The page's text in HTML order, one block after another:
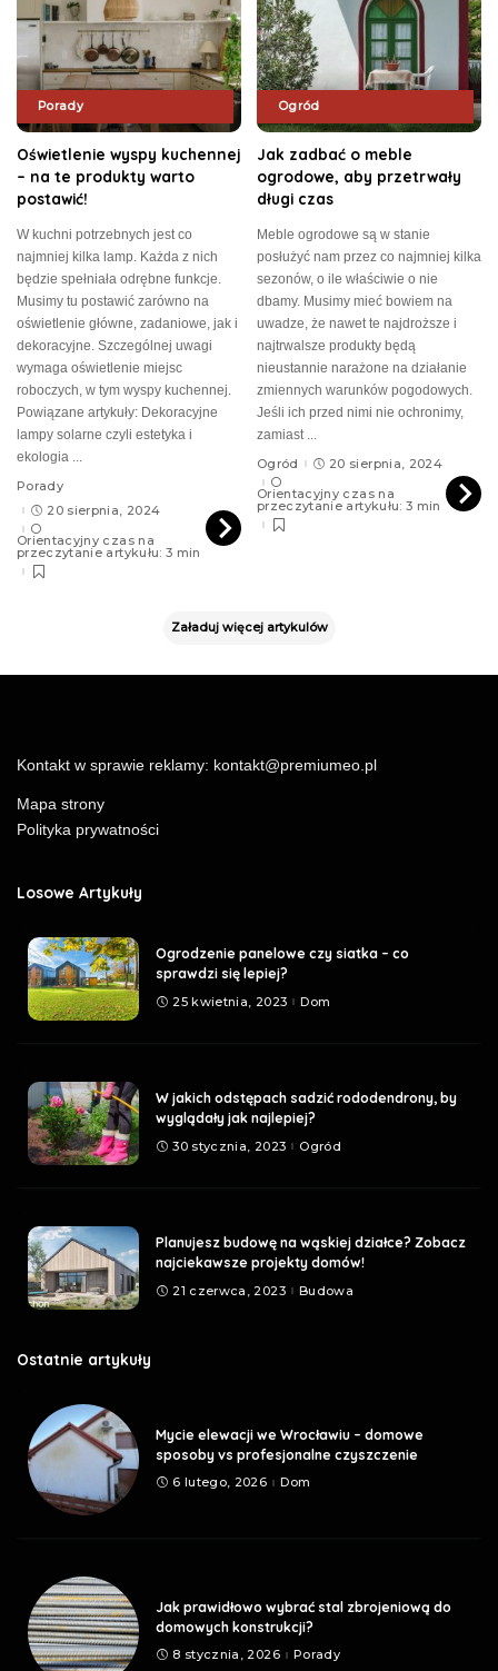
Porady
Oświetlenie wyspy kuchennej
– na te produkty warto
postawić!
W kuchni potrzebnych jest co
najmniej kilka lamp. Każda z nich
będzie spełniała odrębne funkcje.
Musimy tu postawić zarówno na
oświetlenie główne, zadaniowe, jak i
dekoracyjne. Szczególnej uwagi
wymaga oświetlenie miejsc
roboczych, w tym wyspy kuchennej.
Powiązane artykuły: Dekoracyjne
lampy solarne czyli estetyka i
ekologia ...
Porady
20 sierpnia, 2024
Orientacyjny czas na
przeczytanie artykułu: 3 min
Ogród
Jak zadbać o meble
ogrodowe, aby przetrwały
długi czas
Meble ogrodowe są w stanie
posłużyć nam przez co najmniej kilka
sezonów, o ile właściwie o nie
dbamy. Musimy mieć bowiem na
uwadze, że nawet te najdroższe i
najtrwalsze produkty będą
nieustannie narażone na działanie
zmiennych warunków pogodowych.
Jeśli ich przed nimi nie ochronimy,
zamiast ...
Ogród
20 sierpnia, 2024
Orientacyjny czas na
przeczytanie artykułu: 3 min
Załaduj więcej artykulów
Kontakt w sprawie reklamy: kontakt@premiumeo.pl
Mapa strony
Polityka prywatności
Losowe Artykuły
Ogrodzenie panelowe czy siatka – co
sprawdzi się lepiej?
25 kwietnia, 2023 Dom
W jakich odstępach sadzić rododendrony, by
wyglądały jak najlepiej?
30 stycznia, 2023 Ogród
Planujesz budowę na wąskiej działce? Zobacz
najciekawsze projekty domów!
21 czerwca, 2023 Budowa
Ostatnie artykuły
Mycie elewacji we Wrocławiu – domowe
sposoby vs profesjonalne czyszczenie
6 lutego, 2026 Dom
Jak prawidłowo wybrać stal zbrojeniową do
domowych konstrukcji?
8 stycznia, 2026 Porady